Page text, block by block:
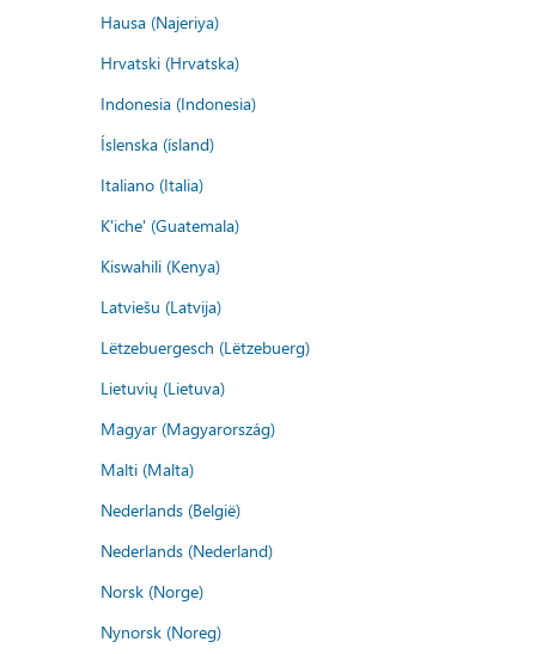
Hausa (Najeriya)
Hrvatski (Hrvatska)
Indonesia (Indonesia)
Íslenska (ísland)
Italiano (Italia)
K'iche' (Guatemala)
Kiswahili (Kenya)
Latviešu (Latvija)
Lëtzebuergesch (Lëtzebuerg)
Lietuvių (Lietuva)
Magyar (Magyarország)
Malti (Malta)
Nederlands (België)
Nederlands (Nederland)
Norsk (Norge)
Nynorsk (Noreg)